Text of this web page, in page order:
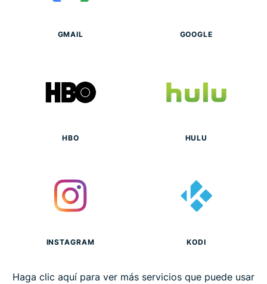
GMAIL GOOGLE
HBO HULU
INSTAGRAM KODI
Haga clic aquí para ver más servicios que puede usar